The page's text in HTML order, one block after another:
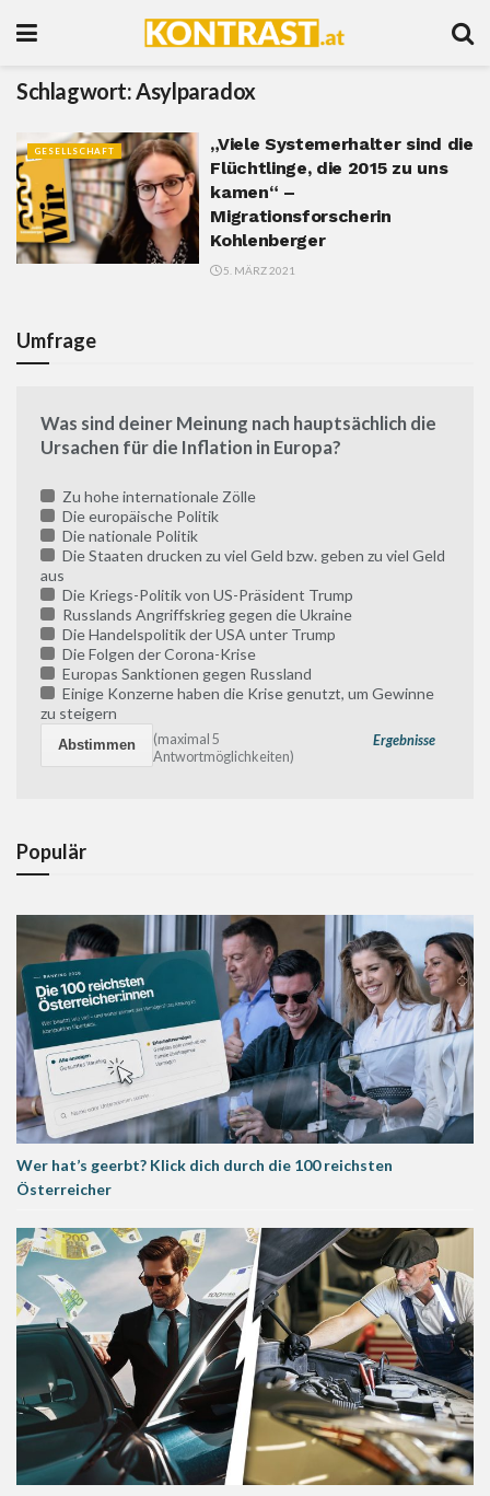
Schlagwort:Asylparadox
GESELLSCHAFT
„Viele Systemerhalter sind die
Flüchtlinge, die 2015 zu uns
kamen“ –
Migrationsforscherin
Kohlenberger
5. MÄRZ 2021
Umfrage
Was sind deiner Meinung nach hauptsächlich die
Ursachen für die Inflation in Europa?
Zu hohe internationale Zölle
Die europäische Politik
Die nationale Politik
Die Staaten drucken zu viel Geld bzw. geben zu viel Geld
aus
Die Kriegs-Politik von US-Präsident Trump
Russlands Angriffskrieg gegen die Ukraine
Die Handelspolitik der USA unter Trump
Die Folgen der Corona-Krise
Europas Sanktionen gegen Russland
Einige Konzerne haben die Krise genutzt, um Gewinne
zu steigern
Ergebnisse
(maximal 5
Antwortmöglichkeiten)
Populär
Wer hat’s geerbt? Klick dich durch die 100 reichsten
Österreicher